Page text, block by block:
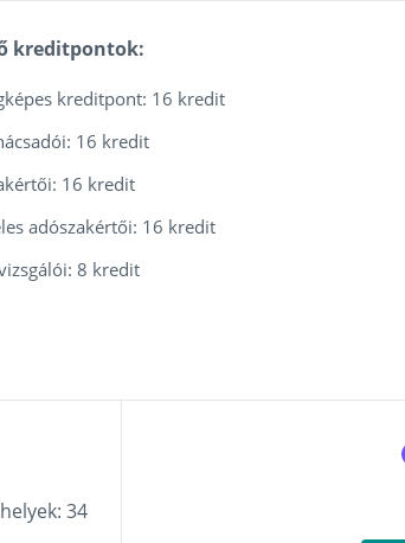
kreditpontok:
kreditpont: 16 kredit
16 kredit
16 kredit
adószakértői: 16 kredit
8 kredit
34